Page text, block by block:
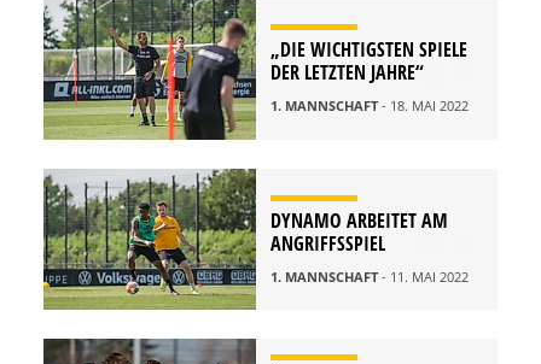
„DIE WICHTIGSTEN SPIELE
DER LETZTEN JAHRE“
1. MANNSCHAFT- 18. MAI 2022
DYNAMO ARBEITET AM
ANGRIFFSSPIEL
1. MANNSCHAFT- 11. MAI 2022